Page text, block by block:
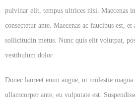
pulvinar elit, tempus ultrices nisi. Maecenas
consectetur ante. Maecenas ac faucibus est,
sollicitudin metus. Nunc quis elit volutpat,
vestibulum dolor.
Donec laoreet enim augue, ut molestie
ullamcorper ante, eu vulputate est.